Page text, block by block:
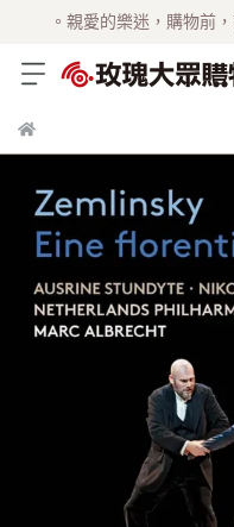
。親愛的樂迷，購物前